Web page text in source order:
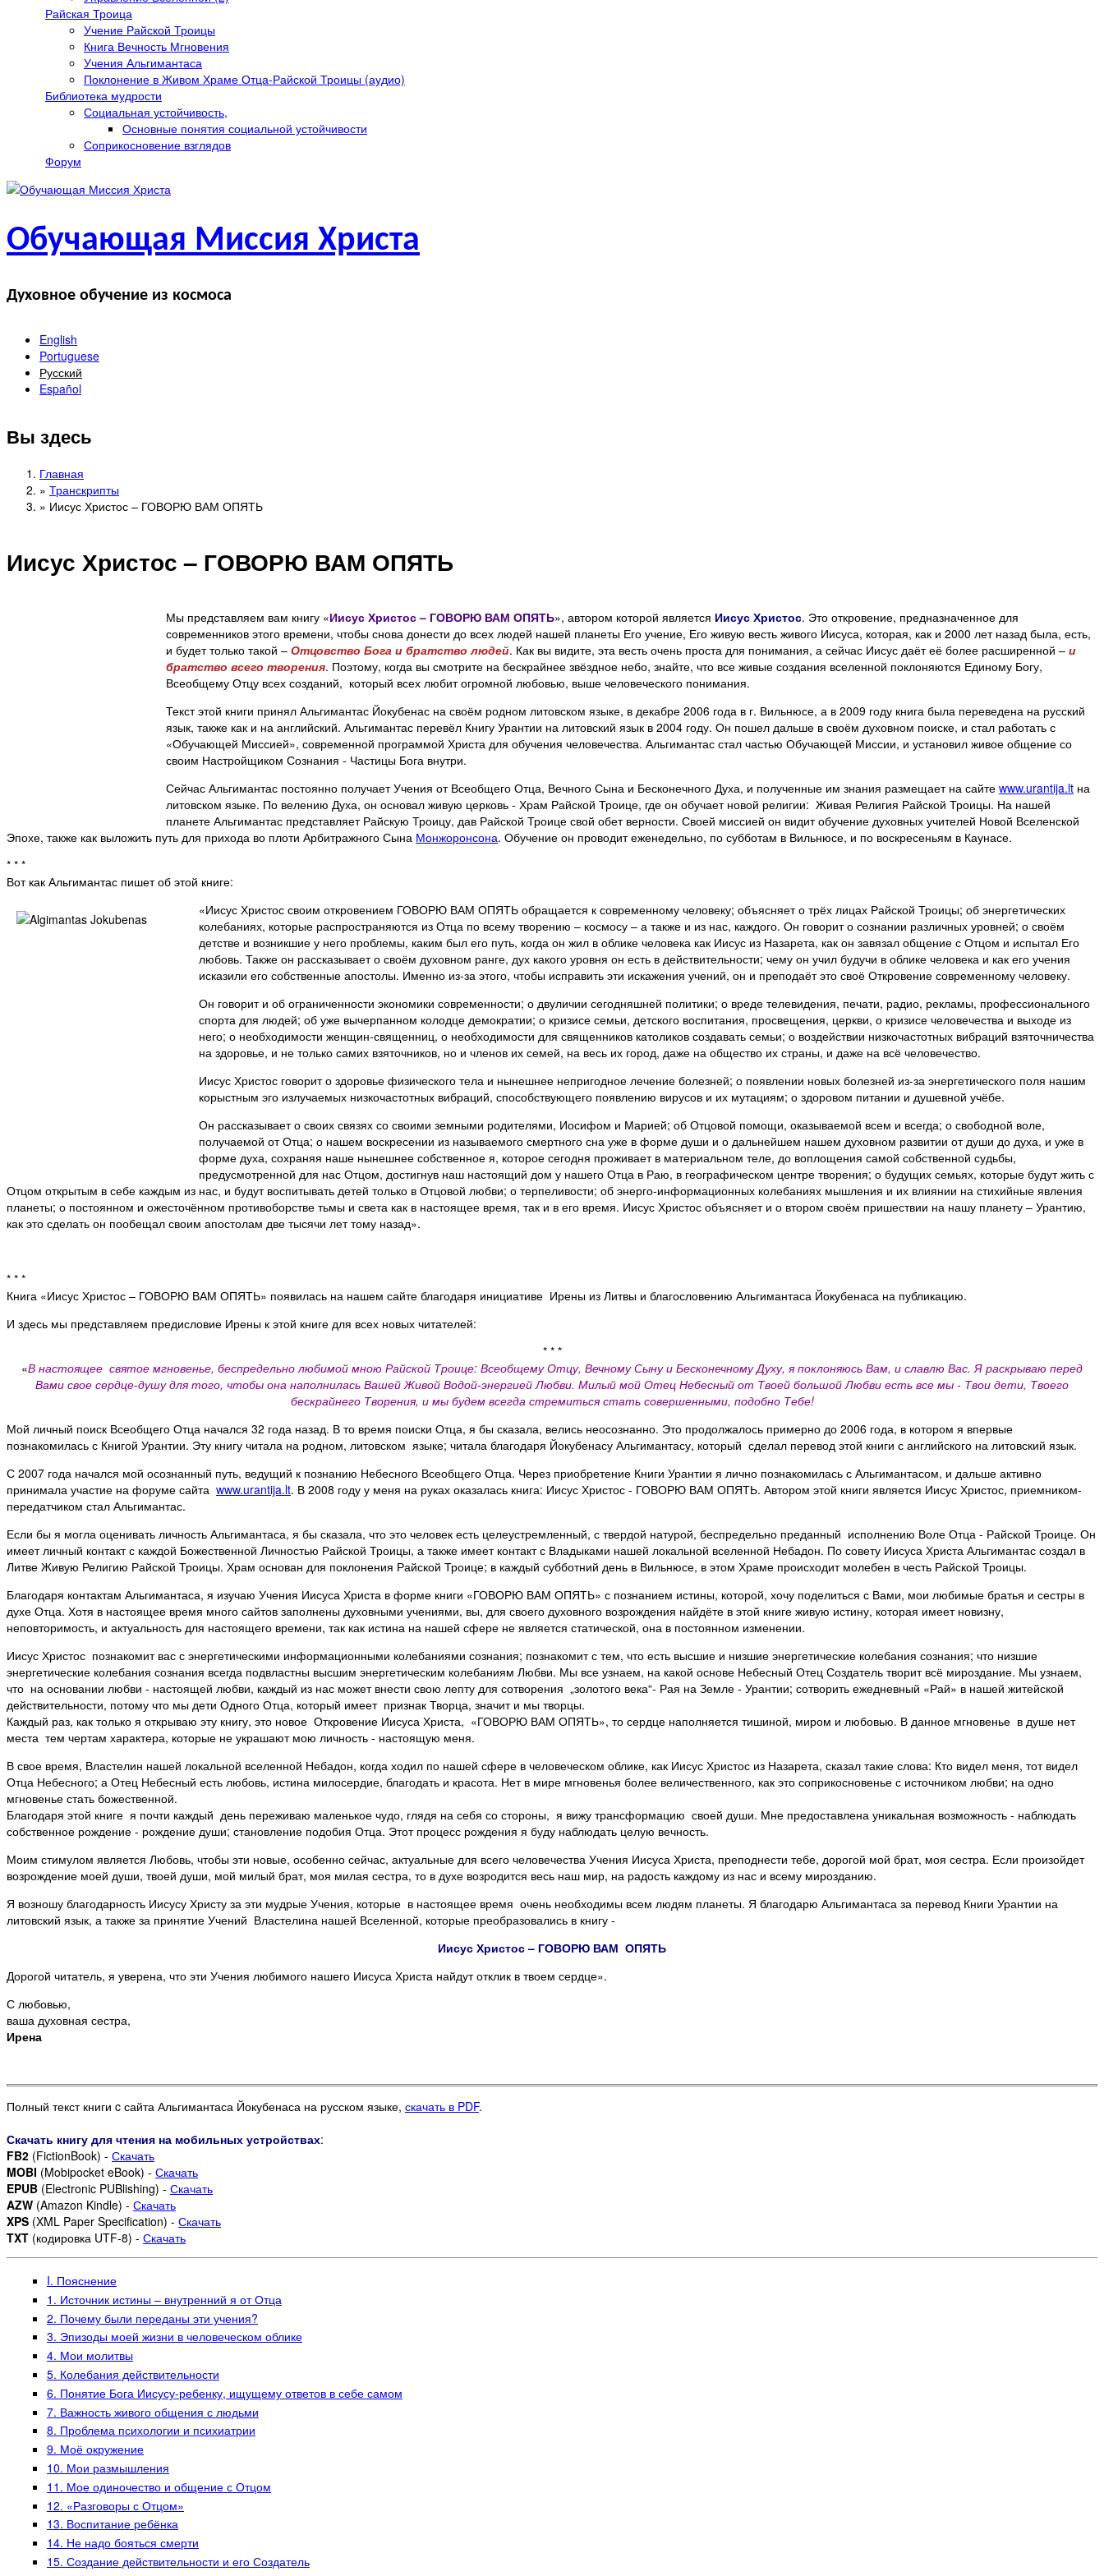
Райская Троица
Учение Райской Троицы
Книга Вечность Мгновения
Учения Альгимантаса
Поклонение в Живом Храме Отца-Райской Троицы (аудио)
Библиотека мудрости
Социальная устойчивость,
Основные понятия социальной устойчивости
Соприкосновение взглядов
Форум
Обучающая Миссия Христа
Духовное обучение из космоса
English
Portuguese
Русский
Español
Вы здесь
Главная
» Транскрипты
» Иисус Христос – ГОВОРЮ ВАМ ОПЯТЬ
Иисус Христос – ГОВОРЮ ВАМ ОПЯТЬ
Мы представляем вам книгу «Иисус Христос – ГОВОРЮ ВАМ ОПЯТЬ», автором которой является Иисус Христос. Это откровение, предназначенное для
современников этого времени, чтобы снова донести до всех людей нашей планеты Его учение, Его живую весть живого Иисуса, которая, как и 2000 лет назад была, есть,
и будет только такой – Отцовство Бога и братство людей. Как вы видите, эта весть очень проста для понимания, а сейчас Иисус даёт её более расширенной – и
братство всего творения. Поэтому, когда вы смотрите на бескрайнее звёздное небо, знайте, что все живые создания вселенной поклоняются Единому Богу,
Всеобщему Отцу всех созданий, который всех любит огромной любовью, выше человеческого понимания.
Текст этой книги принял Альгимантас Йокубенас на своём родном литовском языке, в декабре 2006 года в г. Вильнюсе, а в 2009 году книга была переведена на русский
язык, также как и на английский. Альгимантас перевёл Книгу Урантии на литовский язык в 2004 году. Он пошел дальше в своём духовном поиске, и стал работать с
«Обучающей Миссией», современной программой Христа для обучения человечества. Альгимантас стал частью Обучающей Миссии, и установил живое общение со
своим Настройщиком Сознания - Частицы Бога внутри.
Сейчас Альгимантас постоянно получает Учения от Всеобщего Отца, Вечного Сына и Бесконечного Духа, и полученные им знания размещает на сайте www.urantija.lt на
литовском языке. По велению Духа, он основал живую церковь - Храм Райской Троице, где он обучает новой религии: Живая Религия Райской Троицы. На нашей
планете Альгимантас представляет Райскую Троицу, дав Райской Троице свой обет верности. Своей миссией он видит обучение духовных учителей Новой Вселенской
Эпохе, также как выложить путь для прихода во плоти Арбитражного Сына Монжоронсона. Обучение он проводит еженедельно, по субботам в Вильнюсе, и по воскресеньям в Каунасе.
* * *
Вот как Альгимантас пишет об этой книге:
«Иисус Христос своим откровением ГОВОРЮ ВАМ ОПЯТЬ обращается к современному человеку; объясняет о трёх лицах Райской Троицы; об энергетических
колебаниях, которые распространяются из Отца по всему творению – космосу – а также и из нас, каждого. Он говорит о сознании различных уровней; о своём
детстве и возникшие у него проблемы, каким был его путь, когда он жил в облике человека как Иисус из Назарета, как он завязал общение с Отцом и испытал Его
любовь. Также он рассказывает о своём духовном ранге, дух какого уровня он есть в действительности; чему он учил будучи в облике человека и как его учения
исказили его собственные апостолы. Именно из-за этого, чтобы исправить эти искажения учений, он и преподаёт это своё Откровение современному человеку.
Он говорит и об ограниченности экономики современности; о двуличии сегодняшней политики; о вреде телевидения, печати, радио, рекламы, профессионального
спорта для людей; об уже вычерпанном колодце демократии; о кризисе семьи, детского воспитания, просвещения, церкви, о кризисе человечества и выходе из
него; о необходимости женщин-священниц, о необходимости для священников католиков создавать семьи; о воздействии низкочастотных вибраций взяточничества
на здоровье, и не только самих взяточников, но и членов их семей, на весь их город, даже на общество их страны, и даже на всё человечество.
Иисус Христос говорит о здоровье физического тела и нынешнее непригодное лечение болезней; о появлении новых болезней из-за энергетического поля нашим
корыстным эго излучаемых низкочастотных вибраций, способствующего появлению вирусов и их мутациям; о здоровом питании и душевной учёбе.
Он рассказывает о своих связях со своими земными родителями, Иосифом и Марией; об Отцовой помощи, оказываемой всем и всегда; о свободной воле,
получаемой от Отца; о нашем воскресении из называемого смертного сна уже в форме души и о дальнейшем нашем духовном развитии от души до духа, и уже в
форме духа, сохраняя наше нынешнее собственное я, которое сегодня проживает в материальном теле, до воплощения самой собственной судьбы,
предусмотренной для нас Отцом, достигнув наш настоящий дом у нашего Отца в Раю, в географическом центре творения; о будущих семьях, которые будут жить с
Отцом открытым в себе каждым из нас, и будут воспитывать детей только в Отцовой любви; о терпеливости; об энерго-информационных колебаниях мышления и их влиянии на стихийные явления
планеты; о постоянном и ожесточённом противоборстве тьмы и света как в настоящее время, так и в его время. Иисус Христос объясняет и о втором своём пришествии на нашу планету – Урантию,
как это сделать он пообещал своим апостолам две тысячи лет тому назад».
* * *
Книга «Иисус Христос – ГОВОРЮ ВАМ ОПЯТЬ» появилась на нашем сайте благодаря инициативе Ирены из Литвы и благословению Альгимантаса Йокубенаса на публикацию.
И здесь мы представляем предисловие Ирены к этой книге для всех новых читателей:
* * *
«В настоящее святое мгновенье, беспредельно любимой мною Райской Троице: Всеобщему Отцу, Вечному Сыну и Бесконечному Духу, я поклоняюсь Вам, и славлю Вас. Я раскрываю перед
Вами свое сердце-душу для того, чтобы она наполнилась Вашей Живой Водой-энергией Любви. Милый мой Отец Небесный от Твоей большой Любви есть все мы - Твои дети, Твоего
бескрайнего Творения, и мы будем всегда стремиться стать совершенными, подобно Тебе!
Мой личный поиск Всеобщего Отца начался 32 года назад. В то время поиски Отца, я бы сказала, велись неосознанно. Это продолжалось примерно до 2006 года, в котором я впервые
познакомилась с Книгой Урантии. Эту книгу читала на родном, литовском языке; читала благодаря Йокубенасу Альгимантасу, который сделал перевод этой книги с английского на литовский язык.
С 2007 года начался мой осознанный путь, ведущий к познанию Небесного Всеобщего Отца. Через приобретение Книги Урантии я лично познакомилась с Альгимантасом, и дальше активно
принимала участие на форуме сайта www.urantija.lt. В 2008 году у меня на руках оказалась книга: Иисус Христос - ГОВОРЮ ВАМ ОПЯТЬ. Автором этой книги является Иисус Христос, приемником-
передатчиком стал Альгимантас.
Если бы я могла оценивать личность Альгимантаса, я бы сказала, что это человек есть целеустремленный, с твердой натурой, беспредельно преданный исполнению Воле Отца - Райской Троице. Он
имеет личный контакт с каждой Божественной Личностью Райской Троицы, а также имеет контакт с Владыками нашей локальной вселенной Небадон. По совету Иисуса Христа Альгимантас создал в
Литве Живую Религию Райской Троицы. Храм основан для поклонения Райской Троице; в каждый субботний день в Вильнюсе, в этом Храме происходит молебен в честь Райской Троицы.
Благодаря контактам Альгимантаса, я изучаю Учения Иисуса Христа в форме книги «ГОВОРЮ ВАМ ОПЯТЬ» с познанием истины, которой, хочу поделиться с Вами, мои любимые братья и сестры в
духе Отца. Хотя в настоящее время много сайтов заполнены духовными учениями, вы, для своего духовного возрождения найдёте в этой книге живую истину, которая имеет новизну,
неповторимость, и актуальность для настоящего времени, так как истина на нашей сфере не является статической, она в постоянном изменении.
Иисус Христос познакомит вас с энергетическими информационными колебаниями сознания; познакомит с тем, что есть высшие и низшие энергетические колебания сознания; что низшие
энергетические колебания сознания всегда подвластны высшим энергетическим колебаниям Любви. Мы все узнаем, на какой основе Небесный Отец Создатель творит всё мироздание. Мы узнаем,
что на основании любви - настоящей любви, каждый из нас может внести свою лепту для сотворения „золотого века“- Рая на Земле - Урантии; сотворить ежедневный «Рай» в нашей житейской
действительности, потому что мы дети Одного Отца, который имеет признак Творца, значит и мы творцы.
Каждый раз, как только я открываю эту книгу, это новое Откровение Иисуса Христа, «ГОВОРЮ ВАМ ОПЯТЬ», то сердце наполняется тишиной, миром и любовью. В данное мгновенье в душе нет
места тем чертам характера, которые не украшают мою личность - настоящую меня.
В свое время, Властелин нашей локальной вселенной Небадон, когда ходил по нашей сфере в человеческом облике, как Иисус Христос из Назарета, сказал такие слова: Кто видел меня, тот видел
Отца Небесного; а Отец Небесный есть любовь, истина милосердие, благодать и красота. Нет в мире мгновенья более величественного, как это соприкосновенье с источником любви; на одно
мгновенье стать божественной.
Благодаря этой книге я почти каждый день переживаю маленькое чудо, глядя на себя со стороны, я вижу трансформацию своей души. Мне предоставлена уникальная возможность - наблюдать
собственное рождение - рождение души; становление подобия Отца. Этот процесс рождения я буду наблюдать целую вечность.
Моим стимулом является Любовь, чтобы эти новые, особенно сейчас, актуальные для всего человечества Учения Иисуса Христа, преподнести тебе, дорогой мой брат, моя сестра. Если произойдет
возрождение моей души, твоей души, мой милый брат, моя милая сестра, то в духе возродится весь наш мир, на радость каждому из нас и всему мирозданию.
Я возношу благодарность Иисусу Христу за эти мудрые Учения, которые в настоящее время очень необходимы всем людям планеты. Я благодарю Альгимантаса за перевод Книги Урантии на
литовский язык, а также за принятие Учений Властелина нашей Вселенной, которые преобразовались в книгу -
Иисус Христос – ГОВОРЮ ВАМ ОПЯТЬ
Дорогой читатель, я уверена, что эти Учения любимого нашего Иисуса Христа найдут отклик в твоем сердце».
С любовью,
ваша духовная сестра,
Ирена
Полный текст книги c сайта Альгимантаса Йокубенаса на русском языке, скачать в PDF.
Скачать книгу для чтения на мобильных устройствах:
FB2 (FictionBook) - Скачать
MOBI (Mobipocket eBook) - Скачать
EPUB (Electronic PUBlishing) - Скачать
AZW (Amazon Kindle) - Скачать
XPS (XML Paper Specification) - Скачать
TXT (кодировка UTF-8) - Скачать
I. Пояснение
1. Источник истины – внутренний я от Отца
2. Почему были переданы эти учения?
3. Эпизоды моей жизни в человеческом облике
4. Мои молитвы
5. Колебания действительности
6. Понятие Бога Иисусу-ребенку, ищущему ответов в себе самом
7. Важность живого общения с людьми
8. Проблема психологии и психиатрии
9. Моё окружение
10. Мои размышления
11. Мое одиночество и общение с Отцом
12. «Разговоры с Отцом»
13. Воспитание ребёнка
14. Не надо бояться смерти
15. Создание действительности и его Создатель